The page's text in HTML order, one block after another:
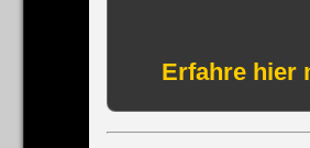
Erfahre hier